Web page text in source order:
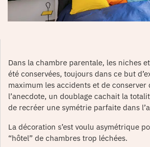
Dans la chambre parentale, les niches
été conservées, toujours dans ce but
maximum les accidents et de conserver
l’anecdote, un doublage cachait la
de recréer une symétrie parfaite dans
La décoration s’est voulu asymétrique
“hôtel” de chambres trop léchées.